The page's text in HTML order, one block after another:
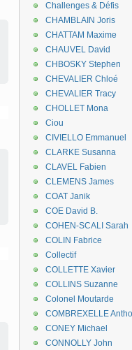
Challenges & Défis
CHAMBLAIN Joris
CHATTAM Maxime
CHAUVEL David
CHBOSKY Stephen
CHEVALIER Chloé
CHEVALIER Tracy
CHOLLET Mona
Ciou
CIVIELLO Emmanuel
CLARKE Susanna
CLAVEL Fabien
CLEMENS James
COAT Janik
COE David B.
COHEN-SCALI Sarah
COLIN Fabrice
Collectif
COLLETTE Xavier
COLLINS Suzanne
Colonel Moutarde
COMBREXELLE
CONEY Michael
CONNOLLY John